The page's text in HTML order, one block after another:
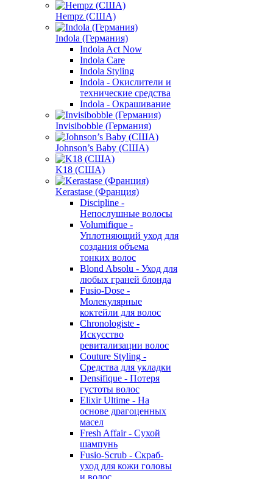
Hempz (США)
Indola (Германия)
Indola Act Now
Indola Care
Indola Styling
Indola - Окислители и
технические средства
Indola - Окрашивание
Invisibobble (Германия)
Johnson’s Baby (США)
K18 (США)
Kerastase (Франция)
Discipline -
Непослушные волосы
Volumifique -
Уплотняющий уход для
создания объема
тонких волос
Blond Absolu - Уход для
любых граней блонда
Fusio-Dose -
Молекулярные
коктейли для волос
Chronologiste -
Искусство
ревитализации волос
Couture Styling -
Средства для укладки
Densifique - Потеря
густоты волос
Elixir Ultime - На
основе драгоценных
масел
Fresh Affair - Сухой
шампунь
Fusio-Scrub - Скраб-
уход для кожи головы
и волос